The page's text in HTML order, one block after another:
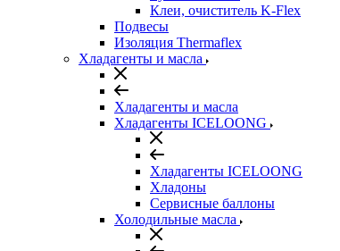
Клеи, очиститель K-Flex
Подвесы
Изоляция Thermaflex
Хладагенты и масла
Хладагенты и масла
Хладагенты ICELOONG
Хладагенты ICELOONG
Хладоны
Сервисные баллоны
Холодильные масла